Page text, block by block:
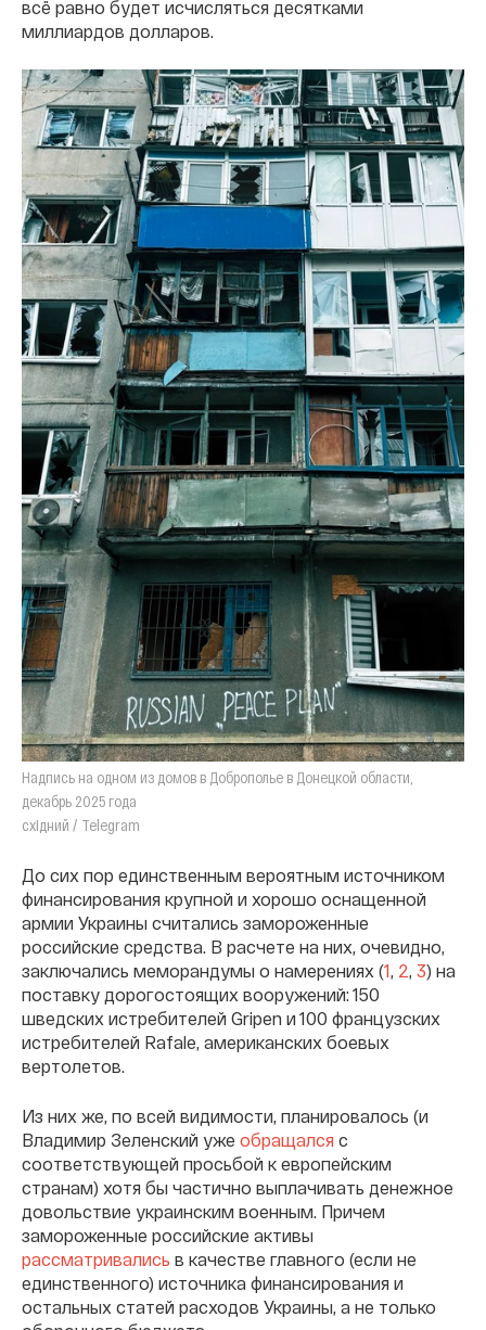
всё равно будет исчисляться десятками
миллиардов долларов.
Надпись на одном из домов в Доброполье в Донецкой области,
декабрь 2025 года
східний / Telegram
До сих пор единственным вероятным источником
финансирования крупной и хорошо оснащенной
армии Украины считались замороженные
российские средства. В расчете на них, очевидно,
заключались меморандумы о намерениях (1 2 3) на
поставку дорогостоящих вооружений: 150
шведских истребителей Gripen и 100 французских
истребителей Rafale, американских боевых
вертолетов.
Из них же, по всей видимости, планировалось (и
Владимир Зеленский уже обращался с
соответствующей просьбой к европейским
странам) хотя бы частично выплачивать денежное
довольствие украинским военным. Причем
замороженные российские активы
рассматривались в качестве главного (если не
единственного) источника финансирования и
остальных статей расходов Украины, а не только